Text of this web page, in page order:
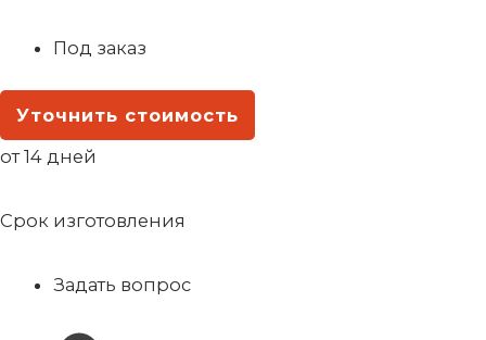
Под заказ
Уточнить стоимость
от 14 дней
Срок изготовления
Задать вопрос